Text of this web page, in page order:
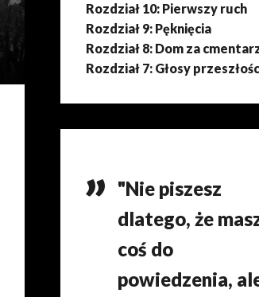
Rozdział 10: Pierwszy ruch
Rozdział 9: Pęknięcia
Rozdział 8: Dom za
Rozdział 7: Głosy
"Nie piszesz
dlatego, że
coś do
powiedzenia,